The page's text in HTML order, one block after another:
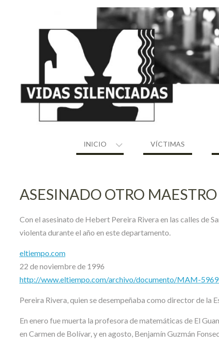
INICIO VÍCTIMAS
ASESINADO OTRO
Con el asesinato de Hebert Pereira Rivera en las calles de
violenta durante el año en este departamento.
eltiempo.com
22 de noviembre de 1996
http://www.eltiempo.com/archivo/documento/MAM-
Pereira Rivera, quien se desempeñaba como director de la
En enero fue muerta la profesora de matemáticas de El
en Carmen de Bolívar, y en agosto, Benjamín Guzmán